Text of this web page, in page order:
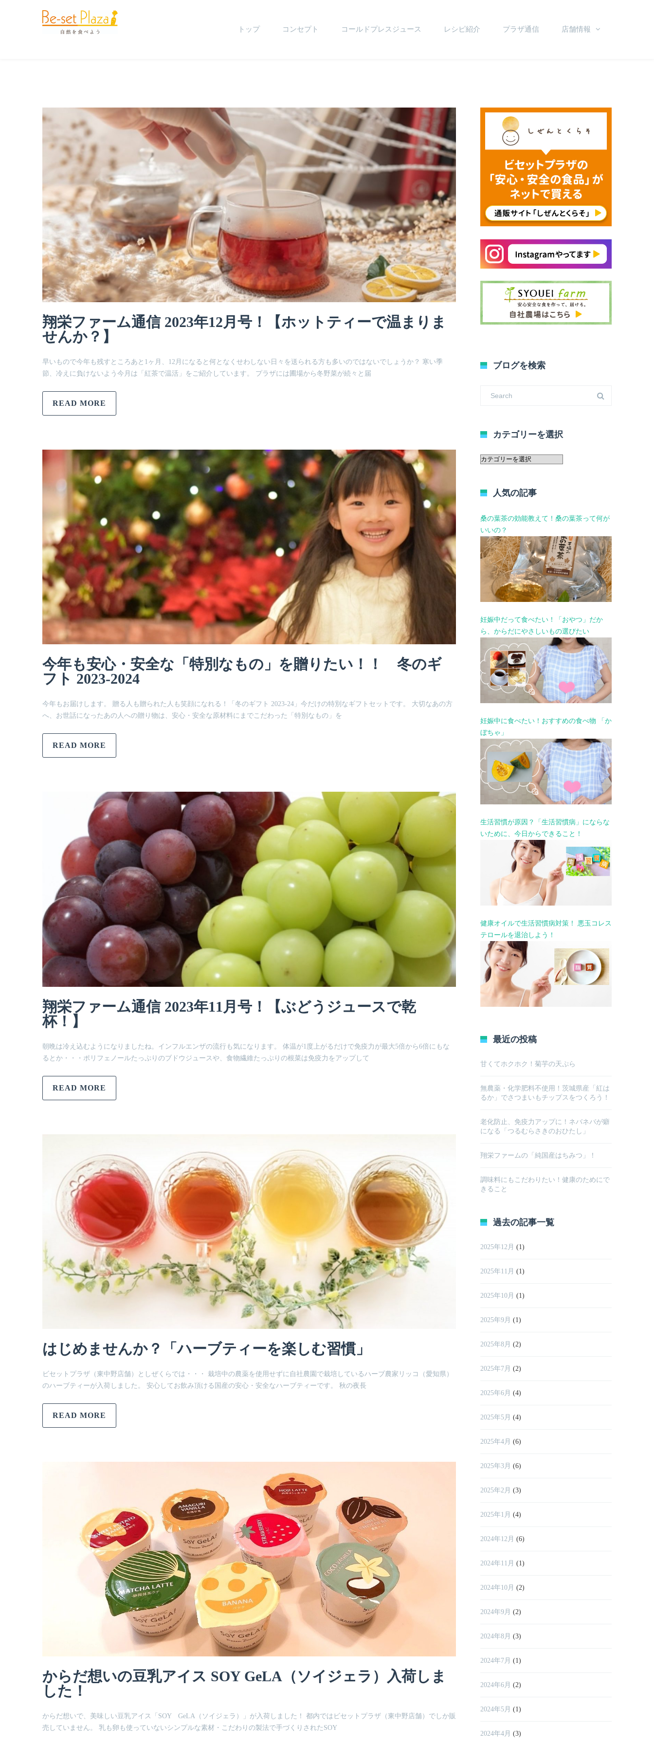
トップ コンセプト コールドプレスジュース レシピ紹介 プラザ通信 店舗情報
翔栄ファーム通信 2023年12月号！【ホットティーで温まりま
せんか？】
早いもので今年も残すところあと1ヶ月、12月になると何となくせわしない日々を送られる方も多いのではないでしょうか？ 寒い季
節、冷えに負けないよう今月は「紅茶で温活」をご紹介しています。 プラザには圃場から冬野菜が続々と届
READ MORE
今年も安心・安全な「特別なもの」を贈りたい！！ 冬のギ
フト 2023-2024
今年もお届けします。 贈る人も贈られた人も笑顔になれる！「冬のギフト 2023-24」今だけの特別なギフトセットです。 大切なあの方
へ、お世話になったあの人への贈り物は、安心・安全な原材料にまでこだわった「特別なもの」を
READ MORE
翔栄ファーム通信 2023年11月号！【ぶどうジュースで乾
杯！】
朝晩は冷え込むようになりましたね。インフルエンザの流行も気になります。 体温が1度上がるだけで免疫力が最大5倍から6倍にもな
るとか・・・ポリフェノールたっぷりのブドウジュースや、食物繊維たっぷりの根菜は免疫力をアップして
READ MORE
はじめませんか？「ハーブティーを楽しむ習慣」
ビセットプラザ（東中野店舗）としぜくらでは・・・ 栽培中の農薬を使用せずに自社農園で栽培しているハーブ農家リッコ（愛知県）
のハーブティーが入荷しました。 安心してお飲み頂ける国産の安心・安全なハーブティーです。 秋の夜長
READ MORE
からだ想いの豆乳アイス SOY GeLA（ソイジェラ）入荷しま
した！
からだ想いで、美味しい豆乳アイス「SOY GeLA（ソイジェラ）」が入荷しました！ 都内ではビセットプラザ（東中野店舗）でしか販
売していません。 乳も卵も使っていないシンプルな素材・こだわりの製法で手づくりされたSOY
ブログを検索
カテゴリーを選択
カ
ー
選
択
人気の記事
桑の葉茶の効能教えて！桑の葉茶って何が
いいの？
妊娠中だって食べたい！「おやつ」だか
ら、からだにやさしいもの選びたい
妊娠中に食べたい！おすすめの食べ物 「か
ぼちゃ」
生活習慣が原因？「生活習慣病」にならな
いために、今日からできること！
健康オイルで生活習慣病対策！ 悪玉コレス
テロールを退治しよう！
最近の投稿
甘くてホクホク！菊芋の天ぷら
無農薬・化学肥料不使用！茨城県産「紅は
るか」でさつまいもチップスをつくろう！
老化防止、免疫力アップに！ネバネバが癖
になる「つるむらさきのおひたし」
翔栄ファームの「純国産はちみつ」！
調味料にもこだわりたい！健康のためにで
きること
過去の記事一覧
2025年12月 (1)
2025年11月 (1)
2025年10月 (1)
2025年9月 (1)
2025年8月 (2)
2025年7月 (2)
2025年6月 (4)
2025年5月 (4)
2025年4月 (6)
2025年3月 (6)
2025年2月 (3)
2025年1月 (4)
2024年12月 (6)
2024年11月 (1)
2024年10月 (2)
2024年9月 (2)
2024年8月 (3)
2024年7月 (1)
2024年6月 (2)
2024年5月 (1)
2024年4月 (3)